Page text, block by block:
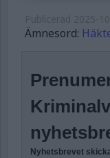
Ämnesord:
Nyhetsbrevet